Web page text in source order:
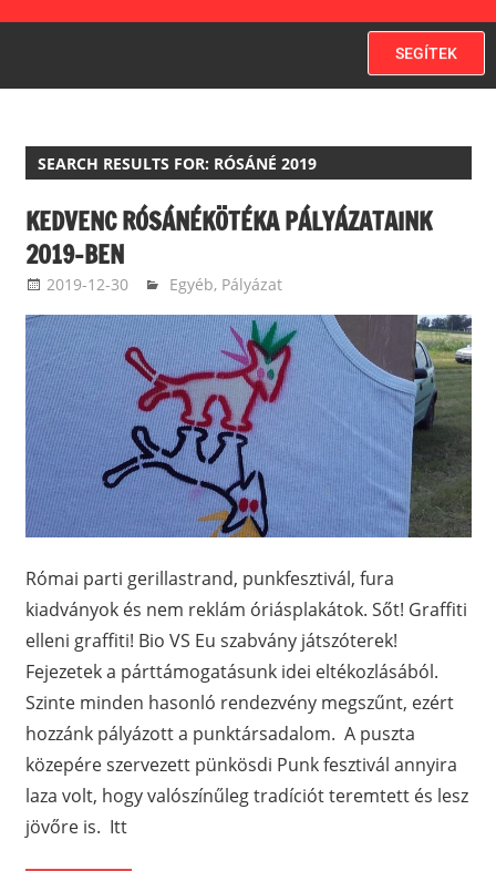
SEGÍTEK
SEARCH RESULTS FOR: RÓSÁNÉ 2019
KEDVENC RÓSÁNÉKÖTÉKA PÁLYÁZATAINK
2019-BEN
2019-12-30 ketfarkukutya
Egyéb, Pályázat
Római parti gerillastrand, punkfesztivál, fura
kiadványok és nem reklám óriásplakátok. Sőt! Graffiti
elleni graffiti! Bio VS Eu szabvány játszóterek!
Fejezetek a párttámogatásunk idei eltékozlásából.
Szinte minden hasonló rendezvény megszűnt, ezért
hozzánk pályázott a punktársadalom. A puszta
közepére szervezett pünkösdi Punk fesztivál annyira
laza volt, hogy valószínűleg tradíciót teremtett és lesz
jövőre is. Itt